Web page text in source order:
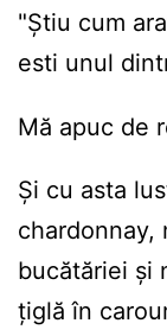
"Știu cum
esti unul
Mă apuc de
Și cu asta
chardonnay,
bucătăriei și
țiglă în